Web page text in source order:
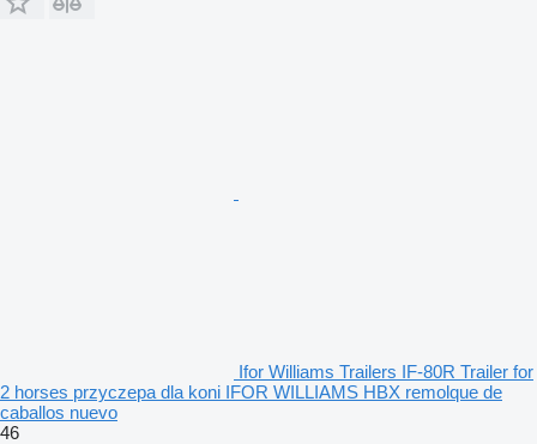
Ifor Williams Trailers IF-80R Trailer for
2 horses przyczepa dla koni IFOR WILLIAMS HBX remolque de
caballos nuevo
46